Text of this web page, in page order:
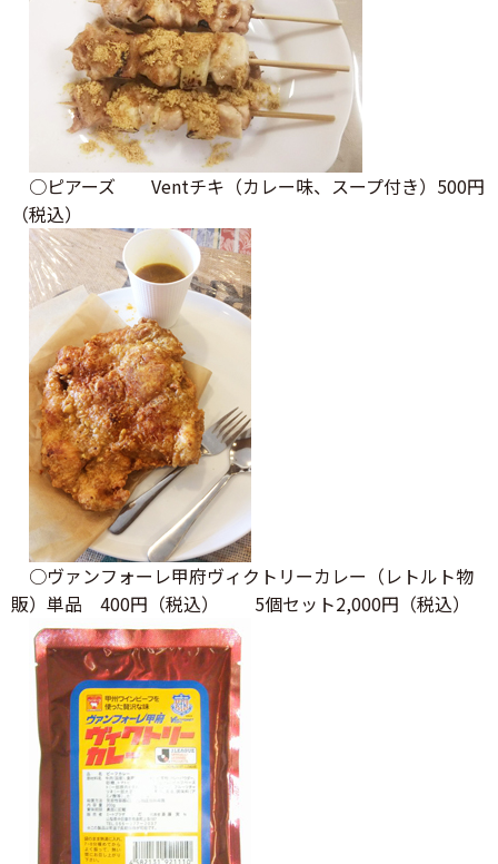
○ピアーズ Ventチキ（カレー味、スープ付き）500円
（税込）
○ヴァンフォーレ甲府ヴィクトリーカレー（レトルト物
販）単品 400円（税込） 5個セット2,000円（税込）